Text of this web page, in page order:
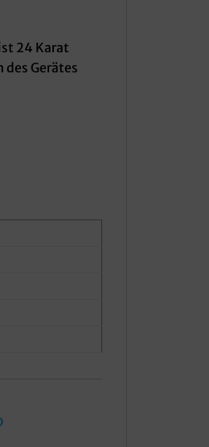
24 Karat
Gerätes